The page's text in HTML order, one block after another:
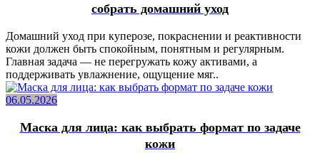
собрать домашний уход
Домашний уход при куперозе, покраснении и реактивности
кожи должен быть спокойным, понятным и регулярным.
Главная задача — не перегружать кожу активами, а
поддерживать увлажнение, ощущение мяг..
06.05.2026
Маска для лица: как выбрать формат по задаче
кожи